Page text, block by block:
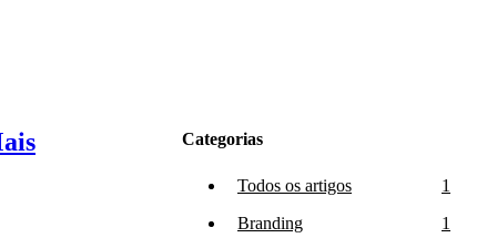
Categorias
Todos os artigos
1
Branding
1